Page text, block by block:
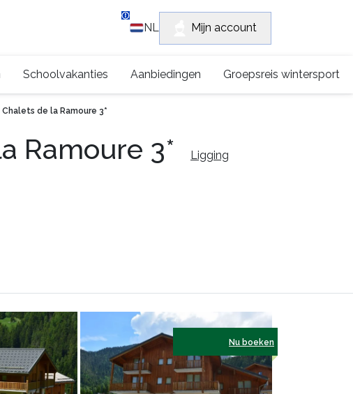
NL Mijn account
Schoolvakanties Aanbiedingen Groepsreis wintersport
de la Ramoure 3*
Ramoure 3*
Ligging
Nu boeken